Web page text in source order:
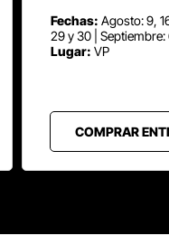
Fechas: Agosto: 9,
29 y 30 |
Lugar: VP
COMPRAR